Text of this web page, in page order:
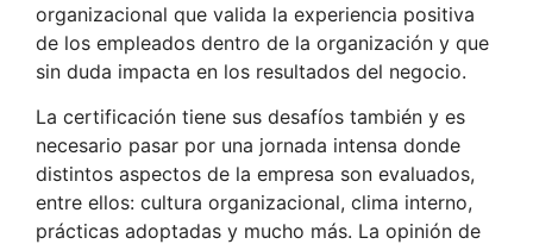
organizacional que valida la experiencia positiva
de los empleados dentro de la organización y que
sin duda impacta en los resultados del negocio.
La certificación tiene sus desafíos también y es
necesario pasar por una jornada intensa donde
distintos aspectos de la empresa son evaluados,
entre ellos: cultura organizacional, clima interno,
prácticas adoptadas y mucho más. La opinión de